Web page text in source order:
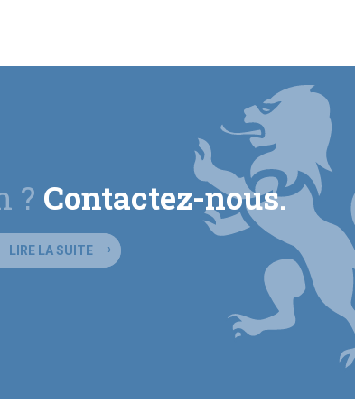
? Contactez-nous.
LIRE LA SUITE